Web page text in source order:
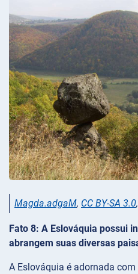
Magda.adgaM, CC BY-SA 3.0
Fato 8: A Eslováquia possui
abrangem suas diversas
A Eslováquia é adornada